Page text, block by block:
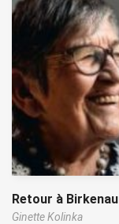
Retour à Birkenau
Ginette Kolinka